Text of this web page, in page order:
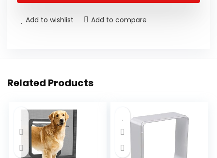
Add to wishlist Add to compare
Related Products